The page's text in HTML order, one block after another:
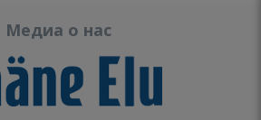
Медиа о нас